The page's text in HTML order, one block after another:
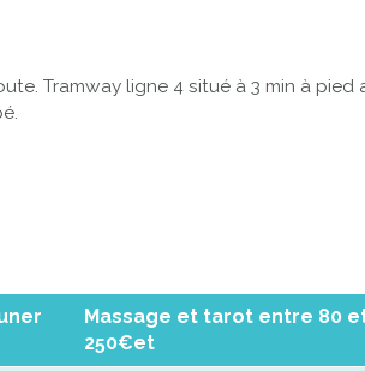
Tramway ligne 4 situé à 3 min à pied
Massage et tarot entre 80
250€et